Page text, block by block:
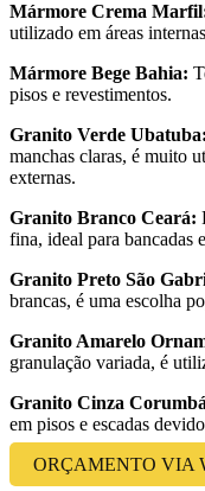
Mármore Crema
utilizado em áreas
Mármore Bege Bahia:
pisos e revestimentos.
Granito Verde Ubatuba:
manchas claras, é muito
externas.
Granito Branco Ceará:
fina, ideal para bancadas
Granito Preto São
brancas, é uma escolha
Granito Amarelo
granulação variada, é
Granito Cinza
em pisos e escadas
ORÇAMENTO VIA